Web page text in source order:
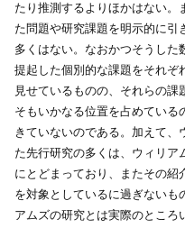
たり推測するよりほかはない。
た問題や研究課題を明示的に引
多くはない。なおかつそうし
提起した個別的な課題をそれぞ
見せているものの、それらの課
そもいかなる位置を占めてい
きていないのである。加えて、
た先行研究の多くは、ウィリ
にとどまっており、またその
を対象としているに過ぎないも
アムズの研究とは実際のところ